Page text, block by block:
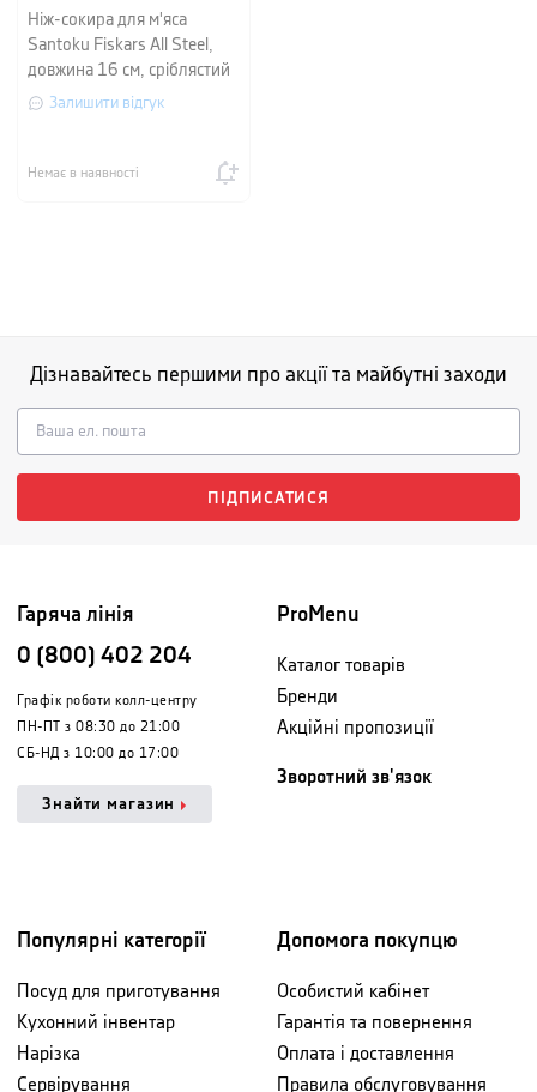
Ніж-сокира для м'яса
Santoku Fiskars All Steel,
довжина 16 см, сріблястий
Залишити відгук
Немає в наявності
Дізнавайтесь першими про акції та майбутні заходи
ПІДПИСАТИСЯ
Гаряча лінія
0 (800) 402 204
Графік роботи колл-центру
ПН-ПТ з 08:30 до 21:00
СБ-НД з 10:00 до 17:00
Знайти магазин
ProMenu
Каталог товарів
Бренди
Акційні пропозиції
Зворотний зв'язок
Популярні категорії
Посуд для приготування
Кухонний інвентар
Нарізка
Сервірування
Допомога покупцю
Особистий кабінет
Гарантія та повернення
Оплата і доставлення
Правила обслуговування